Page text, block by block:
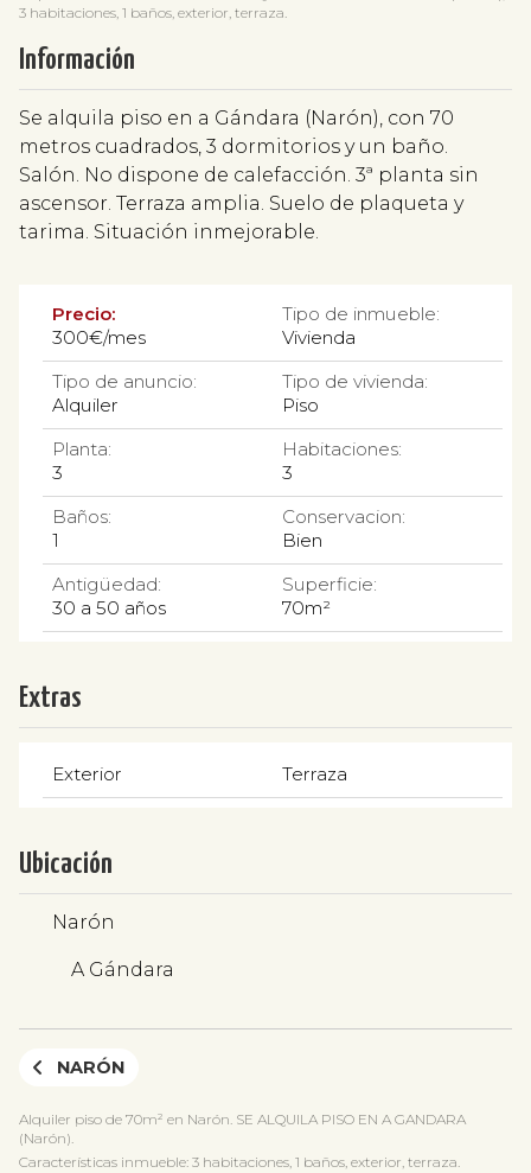
3 habitaciones, 1 baños, exterior, terraza.
Información
Se alquila piso en a Gándara (Narón), con 70
metros cuadrados, 3 dormitorios y un baño.
Salón. No dispone de calefacción. 3ª planta sin
ascensor. Terraza amplia. Suelo de plaqueta y
tarima. Situación inmejorable.
Precio:
300€/mes
Tipo de inmueble:
Vivienda
Tipo de anuncio:
Alquiler
Tipo de vivienda:
Piso
Planta:
3
Habitaciones:
3
Baños:
1
Conservacion:
Bien
Antigüedad:
30 a 50 años
Superficie:
70m²
Extras
Exterior Terraza
Ubicación
Narón
A Gándara
NARÓN
Alquiler piso de 70m² en Narón. SE ALQUILA PISO EN A GANDARA
(Narón).
Características inmueble: 3 habitaciones, 1 baños, exterior, terraza.